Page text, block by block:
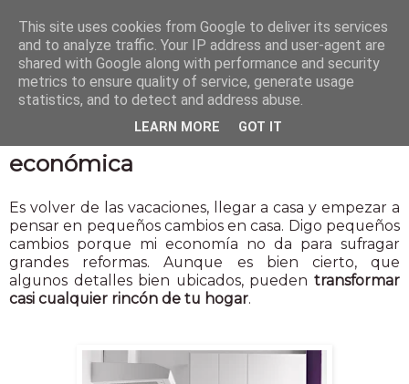
Cómo reformar tu cocina de forma
económica
Es volver de las vacaciones, llegar a casa y empezar a
pensar en pequeños cambios en casa. Digo pequeños
cambios porque mi economía no da para sufragar
grandes reformas. Aunque es bien cierto, que
algunos detalles bien ubicados, pueden transformar
casi cualquier rincón de tu hogar.
This site uses cookies from Google to deliver its services
and to analyze traffic. Your IP address and user-agent are
shared with Google along with performance and security
metrics to ensure quality of service, generate usage
statistics, and to detect and address abuse.
LEARN MORE GOT IT